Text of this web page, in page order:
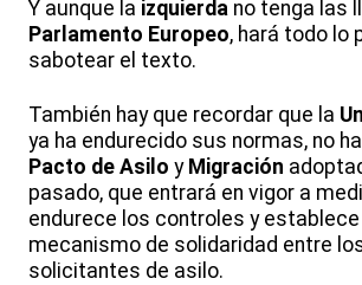
Y aunque la izquierda no tenga las
Parlamento Europeo, hará todo lo
sabotear el texto.
También hay que recordar que la
ya ha endurecido sus normas, no
Pacto de Asilo y Migración
pasado, que entrará en vigor a
endurece los controles y establece
mecanismo de solidaridad entre
solicitantes de asilo.